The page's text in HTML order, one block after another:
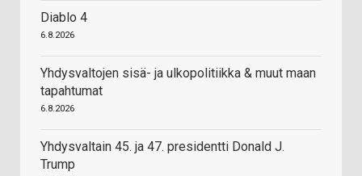
Diablo 4
6.8.2026
Yhdysvaltojen sisä- ja ulkopolitiikka & muut maan
tapahtumat
6.8.2026
Yhdysvaltain 45. ja 47. presidentti Donald J.
Trump